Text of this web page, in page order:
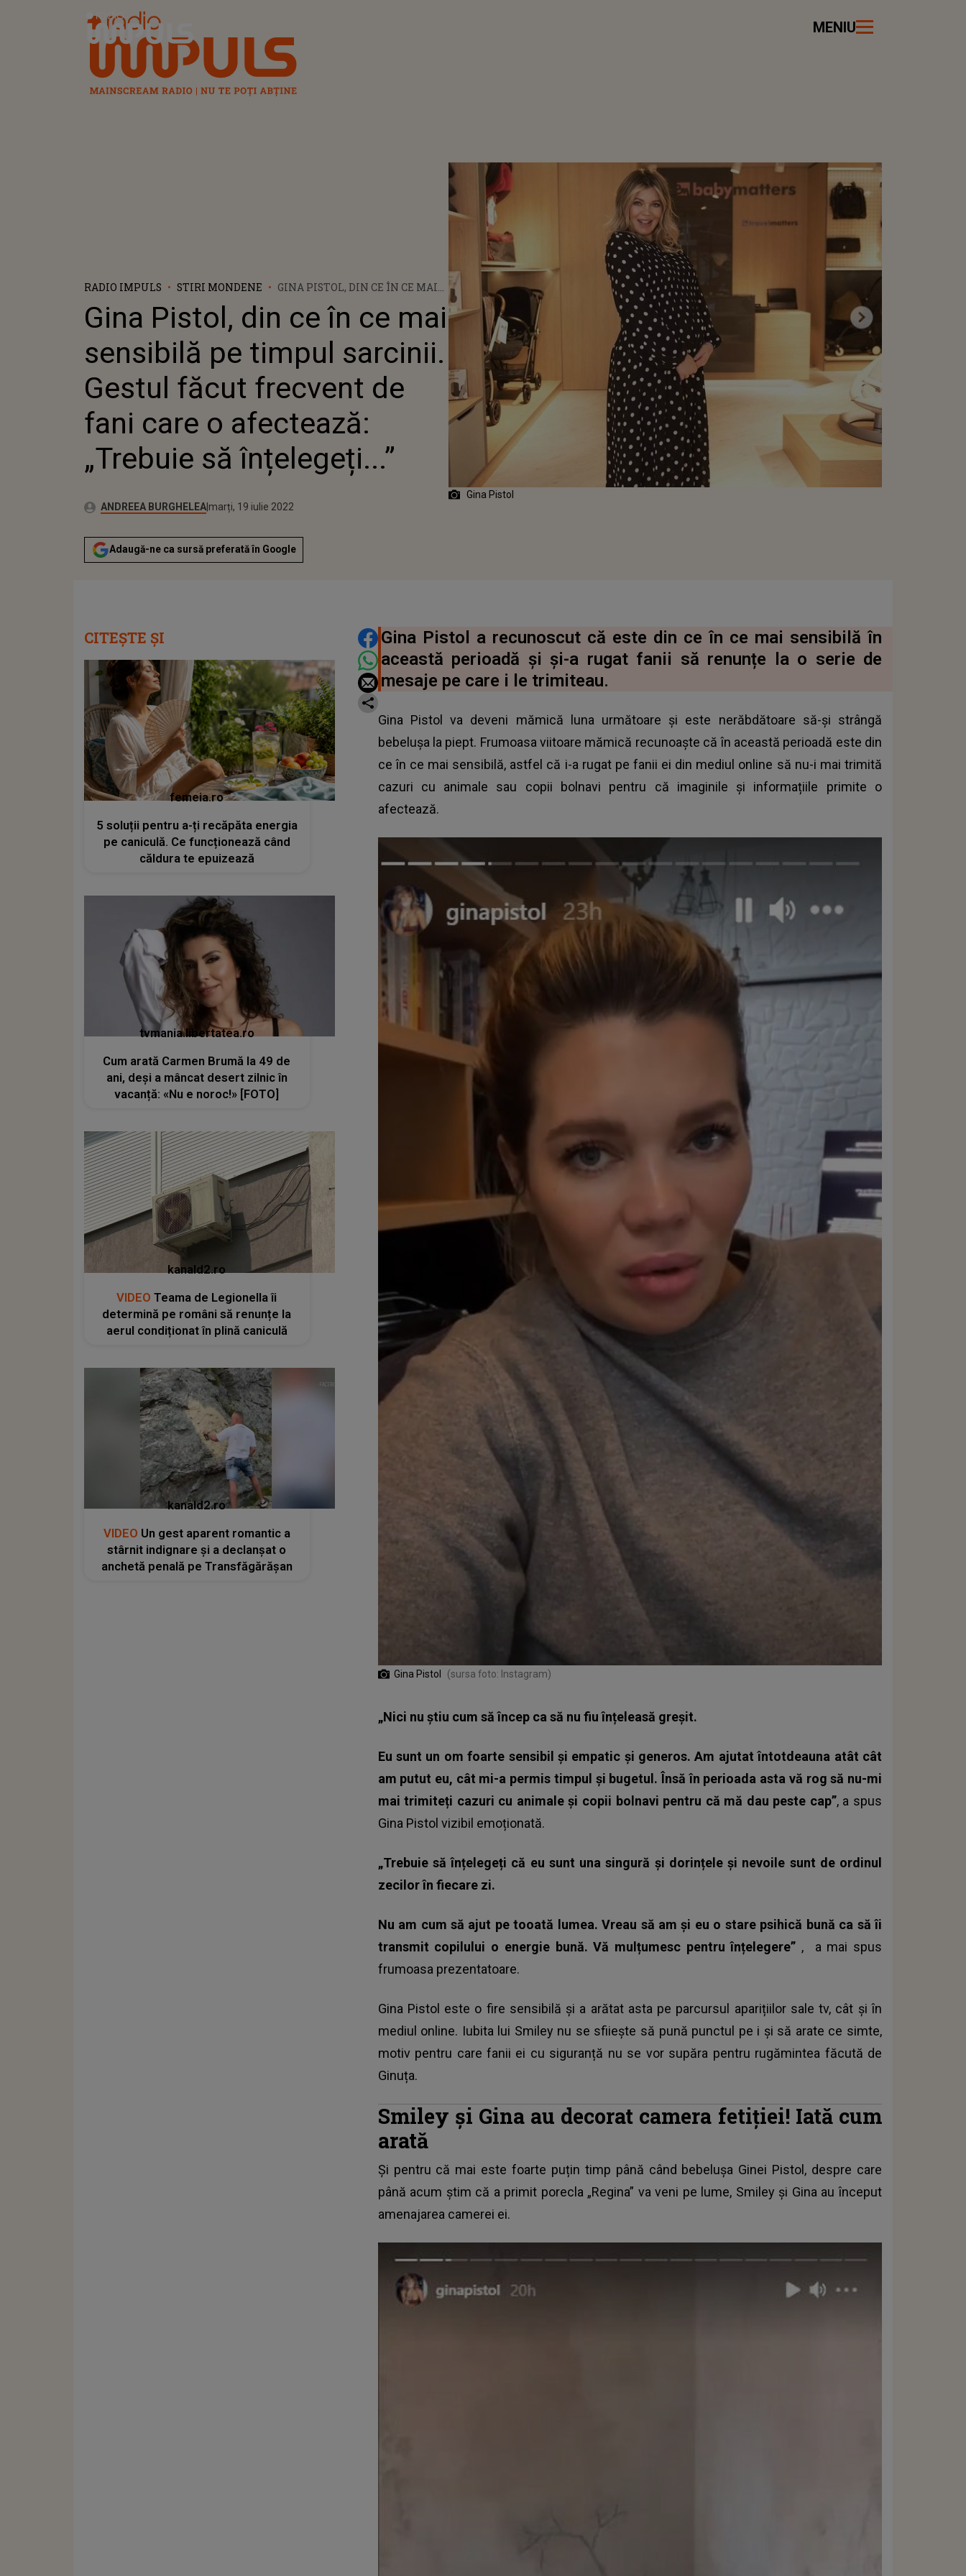
Radio Impuls MENIU
RADIO IMPULS STIRI MONDENE
GINA PISTOL, DIN CE ÎN CE MAI
GESTUL FĂCUT FRECVENT DE
FANI CARE O AFECTEAZĂ:
„TREBUIE SĂ ÎNȚELEGEȚI...”
Gina Pistol, din ce în ce mai
sensibilă pe timpul sarcinii.
Gestul făcut frecvent de
fani care o afectează:
„Trebuie să înțelegeți...”
Autor:ANDREEA BURGHELEAPublicat:
joi, 4 februarie 2021
Actualizat:
marți, 19 iulie 2022
Adaugă-ne ca sursă preferată în Google
Gina Pistol
DISTRIBUIE ARTICOLUL
Gina Pistol a recunoscut că este din ce în ce mai sensibilă în
această perioadă și și-a rugat fanii să renunțe la o serie de
mesaje pe care i le trimiteau.
Gina Pistol va deveni mămică luna următoare și este nerăbdătoare să-și strângă
bebelușa la piept. Frumoasa viitoare mămică recunoaște că în această perioadă este din
ce în ce mai sensibilă, astfel că i-a rugat pe fanii ei din mediul online să nu-i mai trimită
cazuri cu animale sau copii bolnavi pentru că imaginile și informațiile primite o
afectează.
Gina Pistol (sursa foto: Instagram)
„Nici nu știu cum să încep ca să nu fiu înțeleasă greșit.
Eu sunt un om foarte sensibil și empatic și generos. Am ajutat întotdeauna atât cât
am putut eu, cât mi-a permis timpul și bugetul. Însă în perioada asta vă rog să nu-mi
mai trimiteți cazuri cu animale și copii bolnavi pentru că mă dau peste cap”, a spus
Gina Pistol vizibil emoționată.
„Trebuie să înțelegeți că eu sunt una singură și dorințele și nevoile sunt de ordinul
zecilor în fiecare zi.
Nu am cum să ajut pe tooată lumea. Vreau să am și eu o stare psihică bună ca să îi
transmit copilului o energie bună. Vă mulțumesc pentru înțelegere” , a mai spus
frumoasa prezentatoare.
Gina Pistol este o fire sensibilă și a arătat asta pe parcursul aparițiilor sale tv, cât și în
mediul online. Iubita lui Smiley nu se sfiiește să pună punctul pe i și să arate ce simte,
motiv pentru care fanii ei cu siguranță nu se vor supăra pentru rugămintea făcută de
Ginuța.
Smiley și Gina au decorat camera fetiției! Iată cum
arată
Și pentru că mai este foarte puțin timp până când bebelușa Ginei Pistol, despre care
până acum știm că a primit porecla „Regina” va veni pe lume, Smiley și Gina au început
amenajarea camerei ei.
CITEȘTE ȘI
femeia.ro
5 soluții pentru a-ți recăpăta energia
pe caniculă. Ce funcționează când
căldura te epuizează
tvmania.libertatea.ro
Cum arată Carmen Brumă la 49 de
ani, deși a mâncat desert zilnic în
vacanță: «Nu e noroc!» [FOTO]
kanald2.ro
VIDEO Teama de Legionella îi
determină pe români să renunțe la
aerul condiționat în plină caniculă
kanald2.ro
VIDEO Un gest aparent romantic a
stârnit indignare și a declanșat o
anchetă penală pe Transfăgărășan